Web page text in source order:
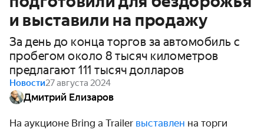
и выставили на продажу
За день до конца торгов за автомобиль с
пробегом около 8 тысяч километров
предлагают 111 тысяч долларов
Новости27 августа 2024
Дмитрий Елизаров
На аукционе Bring a Trailer выставлен на торги